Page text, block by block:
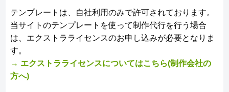
テンプレートは、自社利用のみで許可されております。
当サイトのテンプレートを使って制作代行を行う場合
は、エクストラライセンスのお申し込みが必要となりま
す。
→ エクストラライセンスについてはこちら(制作会社の
方へ)